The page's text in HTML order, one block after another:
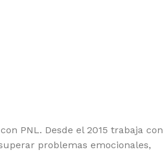
PNL. Desde el 2015 trabaja con
problemas emocionales,